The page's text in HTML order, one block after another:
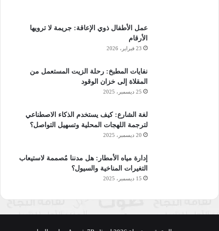
عمل الأطفال ذوي الإعاقة: جريمة لا ترويها
الأرقام
23 فبراير، 2026
نفايات المطبخ: رحلة الزيت المستعمل من
المقلاة إلى خزان الوقود
25 ديسمبر، 2025
لغة الشارع: كيف يستخدم الذكاء الاصطناعي
لترجمة اللهجات المحلية وتسهيل التواصل؟
20 ديسمبر، 2025
إدارة مياه الأمطار: هل مدننا مُصممة لاستيعاب
التغيرات المناخية والسيول؟
15 ديسمبر، 2025